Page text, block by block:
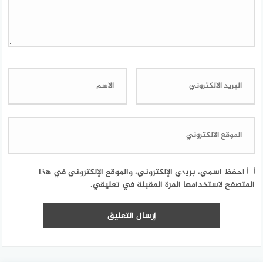
احفظ اسمي، بريدي الإلكتروني، والموقع الإلكتروني في هذا
المتصفح لاستخدامها المرة المقبلة في تعليقي.